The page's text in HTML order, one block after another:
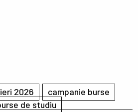
2026
campanie burse
de studiu